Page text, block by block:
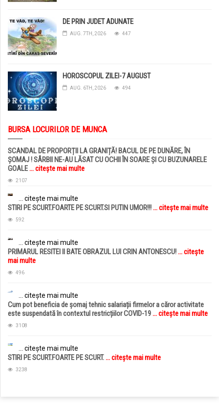
DE PRIN JUDET ADUNATE
AUG. 7TH, 2026 447
HOROSCOPUL ZILEI-7 AUGUST
AUG. 6TH, 2026 494
BURSA LOCURILOR DE MUNCA
SCANDAL DE PROPORȚII LA GRANIȚĂ! BACUL DE PE DUNĂRE, ÎN
ȘOMAJ ! SÂRBII NE-AU LĂSAT CU OCHII ÎN SOARE ȘI CU BUZUNARELE
GOALE... citește mai multe
2107
... citește mai multe
STIRI PE SCURT.FOARTE PE SCURT.SI PUTIN UMOR!!!... citește mai multe
592
... citește mai multe
PRIMARUL RESITEI II BATE OBRAZUL LUI CRIN ANTONESCU!... citește
mai multe
496
... citește mai multe
Cum pot beneficia de șomaj tehnic salariații firmelor a căror activitate
este suspendată în contextul restricțiilor COVID-19... citește mai multe
3108
... citește mai multe
STIRI PE SCURT.FOARTE PE SCURT.... citește mai multe
3238